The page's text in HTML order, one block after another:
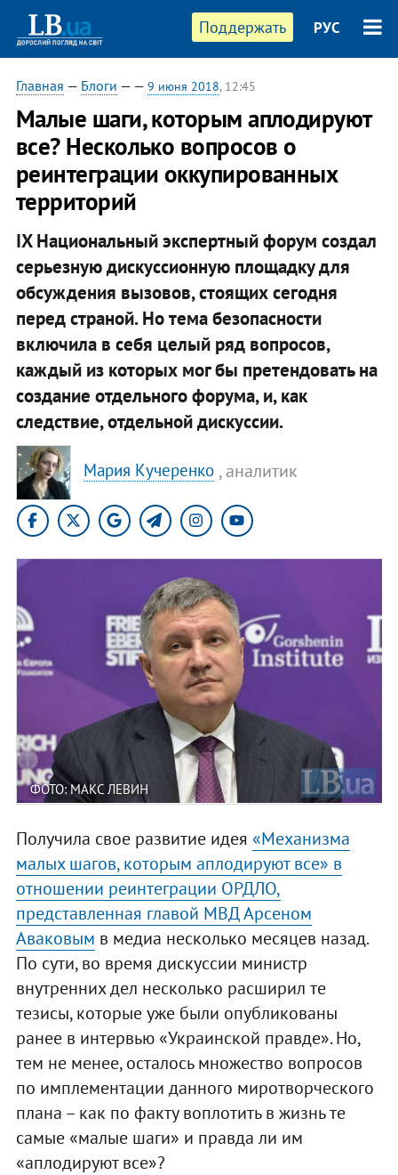
Поддержать РУС
Главная — Блоги — — 9 июня 2018, 12:45
Малые шаги, которым аплодируют
все? Несколько вопросов о
реинтеграции оккупированных
территорий
IX Национальный экспертный форум создал
серьезную дискуссионную площадку для
обсуждения вызовов, стоящих сегодня
перед страной. Но тема безопасности
включила в себя целый ряд вопросов,
каждый из которых мог бы претендовать на
создание отдельного форума, и, как
следствие, отдельной дискуссии.
Мария Кучеренко , аналитик
ФОТО: МАКС ЛЕВИН
Получила свое развитие идея «Механизма
малых шагов, которым аплодируют все» в
отношении реинтеграции ОРДЛО,
представленная главой МВД Арсеном
Аваковым в медиа несколько месяцев назад.
По сути, во время дискуссии министр
внутренних дел несколько расширил те
тезисы, которые уже были опубликованы
ранее в интервью «Украинской правде». Но,
тем не менее, осталось множество вопросов
по имплементации данного миротворческого
плана – как по факту воплотить в жизнь те
самые «малые шаги» и правда ли им
«аплодируют все»?